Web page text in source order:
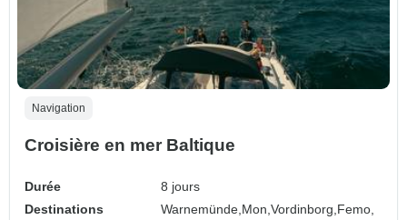
Navigation
Croisière en mer Baltique
Durée
8 jours
Destinations
Warnemünde,Mon,Vordinborg,Femo,